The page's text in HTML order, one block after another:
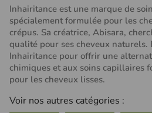
Inhairitance est une marque de
spécialement formulée pour les
crépus. Sa créatrice, Abisara,
qualité pour ses cheveux naturels.
Inhairitance pour offrir une
chimiques et aux soins capillaires
pour les cheveux lisses.
Voir nos autres catégories :